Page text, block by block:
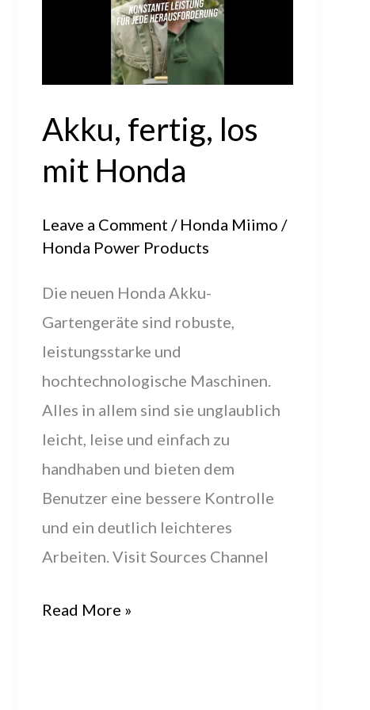
Akku, fertig, los
mit Honda
Leave a Comment / Honda Miimo /
Honda Power Products
Die neuen Honda Akku-
Gartengeräte sind robuste,
leistungsstarke und
hochtechnologische Maschinen.
Alles in allem sind sie unglaublich
leicht, leise und einfach zu
handhaben und bieten dem
Benutzer eine bessere Kontrolle
und ein deutlich leichteres
Arbeiten. Visit Sources Channel
Akku,
Read More »